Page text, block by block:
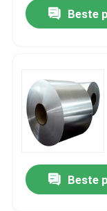
Beste
Beste